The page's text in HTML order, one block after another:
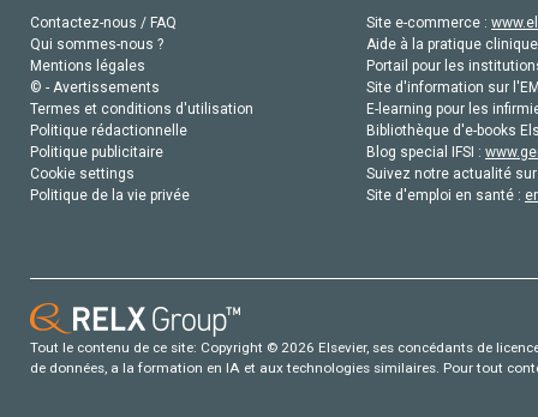
Contactez-nous / FAQ
Qui sommes-nous ?
Mentions légales
© - Avertissements
Termes et conditions d'utilisation
Politique rédactionnelle
Politique publicitaire
Cookie settings
Politique de la vie privée
Site e-commerce :
Aide à la pratique
Portail pour les
Site d'information sur
E-learning pour les
Bibliothèque d'e-books
Blog special IFSI :
Suivez notre actualité
Site d'emploi en santé :
Tout le contenu de ce site: Copyright © 2026 Elsevier, ses concédants de
de données, a la formation en IA et aux technologies similaires. Pour tout